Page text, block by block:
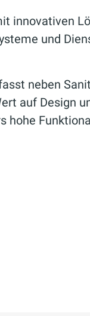
innovativen
und
neben
auf Design
hohe